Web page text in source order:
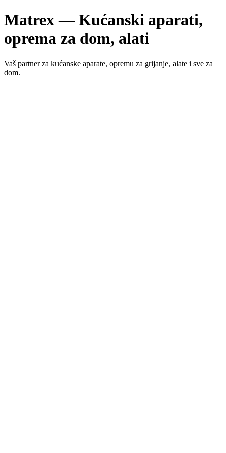
Matrex — Kućanski aparati,
oprema za dom, alati
Vaš partner za kućanske aparate, opremu za grijanje, alate i sve za
dom.